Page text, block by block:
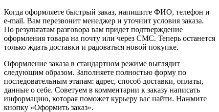
Когда оформляете быстрый заказ, напишите ФИО, телефон и
e-mail. Вам перезвонит менеджер и уточнит условия заказа.
По результатам разговора вам придет подтверждение
оформления товара на почту или через СМС. Теперь останется
только ждать доставки и радоваться новой покупке.
Оформление заказа в стандартном режиме выглядит
следующим образом. Заполняете полностью форму по
последовательным этапам: адрес, способ доставки, оплаты,
данные о себе. Советуем в комментарии к заказу написать
информацию, которая поможет курьеру вас найти. Нажмите
кнопку «Оформить заказ».